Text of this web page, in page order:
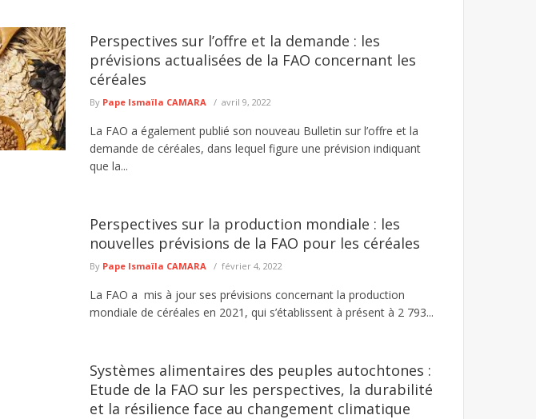
Perspectives sur l’offre et la demande : les
prévisions actualisées de la FAO concernant les
céréales
By Pape Ismaïla CAMARA avril 9, 2022
La FAO a également publié son nouveau Bulletin sur l’offre et la
demande de céréales, dans lequel figure une prévision indiquant
que la...
Perspectives sur la production mondiale : les
nouvelles prévisions de la FAO pour les céréales
By Pape Ismaïla CAMARA février 4, 2022
La FAO a mis à jour ses prévisions concernant la production
mondiale de céréales en 2021, qui s’établissent à présent à 2 793...
Systèmes alimentaires des peuples autochtones :
Etude de la FAO sur les perspectives, la durabilité
et la résilience face au changement climatique